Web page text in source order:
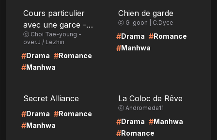
Cours particulier
avec une garce -
After story
ⓒ Choi Tae-young -
over.J / Lezhin
#Drama #Romance
#Manhwa
Chien de garde
ⓒ G-goon | C.Dyce
#Drama #Romance
#Manhwa
Secret Alliance
#Drama #Romance
#Manhwa
La Coloc de Rêve
ⓒ Andromeda11
#Drama #Manhwa
#Romance